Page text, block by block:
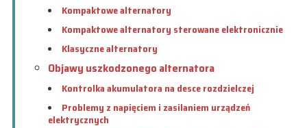
Kompaktowe alternatory
Kompaktowe alternatory sterowane elektronicznie
Klasyczne alternatory
Objawy uszkodzonego alternatora
Kontrolka akumulatora na desce rozdzielczej
Problemy z napięciem i zasilaniem urządzeń
elektrycznych